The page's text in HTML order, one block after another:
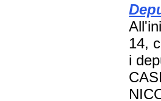
14,
i